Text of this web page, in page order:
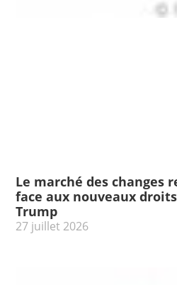
Le marché des changes
face aux nouveaux
Trump
27 juillet 2026